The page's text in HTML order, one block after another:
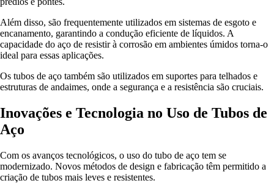
Além disso, são frequentemente utilizados em sistemas de esgoto e
encanamento, garantindo a condução eficiente de líquidos. A
capacidade do aço de resistir à corrosão em ambientes úmidos torna-o
ideal para essas aplicações.
Os tubos de aço também são utilizados em suportes para telhados e
estruturas de andaimes, onde a segurança e a resistência são cruciais.
Inovações e Tecnologia no Uso de Tubos de
Aço
Com os avanços tecnológicos, o uso do tubo de aço tem se
modernizado. Novos métodos de design e fabricação têm permitido a
criação de tubos mais leves e resistentes.